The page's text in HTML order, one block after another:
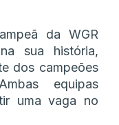
da WGR
sua história,
dos campeões
equipas
uma vaga no